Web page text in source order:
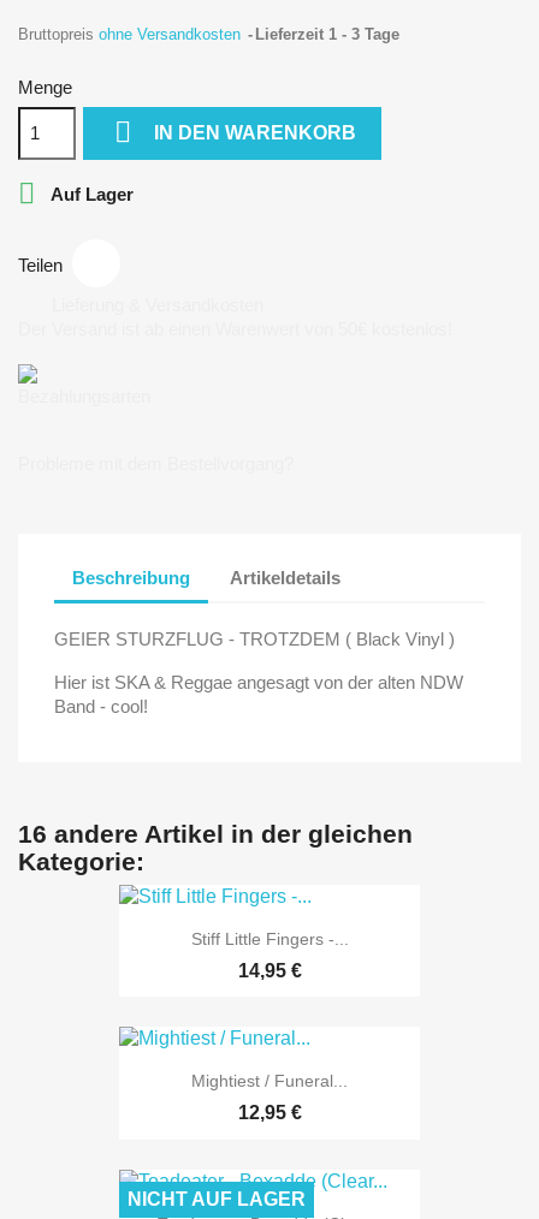
Bruttopreis ohne Versandkosten Lieferzeit 1 - 3 Tage
Menge
 IN DEN WARENKORB
 Auf Lager
Teilen
Beschreibung Artikeldetails
GEIER STURZFLUG - TROTZDEM ( Black Vinyl )
Hier ist SKA & Reggae angesagt von der alten NDW
Band - cool!
16 andere Artikel in der gleichen
Kategorie:
Stiff Little Fingers -...
14,95 €
Mightiest / Funeral...
12,95 €
NICHT AUF LAGER